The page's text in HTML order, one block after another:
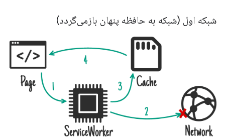
شبکه اول (شبکه به حافظه پنهان بازمی‌گردد)